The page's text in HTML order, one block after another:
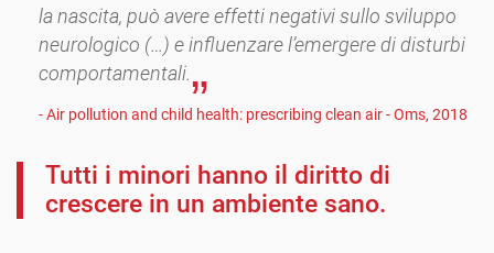
la nascita, può avere effetti negativi sullo sviluppo
neurologico (…) e influenzare l’emergere di disturbi
comportamentali.
- Air pollution and child health: prescribing clean air - Oms, 2018
Tutti i minori hanno il diritto di
crescere in un ambiente sano.